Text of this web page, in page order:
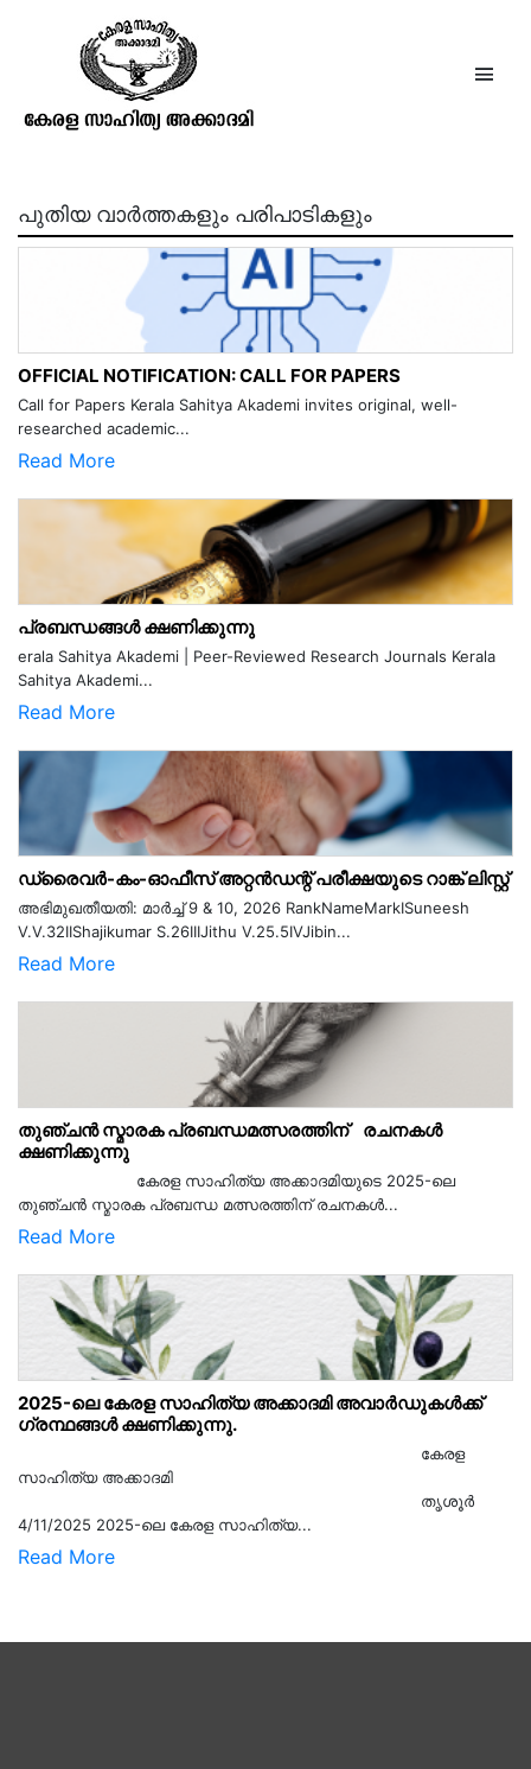
എം. എസ്. ദേവദാസ്
പുതിയ വാർത്തകളും പരിപാടികളും
OFFICIAL NOTIFICATION: CALL FOR PAPERS
Call for Papers Kerala Sahitya Akademi invites original, well-
researched academic...
Read More
പ്രബന്ധങ്ങൾ ക്ഷണിക്കുന്നു
erala Sahitya Akademi | Peer-Reviewed Research Journals Kerala
Sahitya Akademi...
Read More
ഡ്രൈവർ-കം-ഓഫീസ് അറ്റൻഡന്റ് പരീക്ഷയുടെ റാങ്ക് ലിസ്റ്റ്
അഭിമുഖതീയതി: മാർച്ച് 9 & 10, 2026 RankNameMarkISuneesh
V.V.32IIShajikumar S.26IIIJithu V.25.5IVJibin...
Read More
തുഞ്ചൻ സ്മാരക പ്രബന്ധമത്സരത്തിന് രചനകൾ
ക്ഷണിക്കുന്നു
കേരള സാഹിത്യ അക്കാദമിയുടെ 2025-ലെ
തുഞ്ചൻ സ്മാരക പ്രബന്ധ മത്സരത്തിന് രചനകൾ...
Read More
2025-ലെ കേരള സാഹിത്യ അക്കാദമി അവാർഡുകൾക്ക്
ഗ്രന്ഥങ്ങൾ ക്ഷണിക്കുന്നു.
കേരള
സാഹിത്യ അക്കാദമി
തൃശൂര്‍
4/11/2025 2025-ലെ കേരള സാഹിത്യ...
Read More